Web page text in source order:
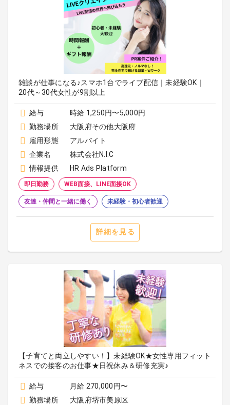
雑談が仕事になる♪スマホ1台でライブ配信｜未経験OK｜
20代～30代女性が9割以上
給与
時給 1,250円〜5,000円
勤務場所
大阪府その他大阪府
雇用形態
アルバイト
企業名
株式会社N.I.C
情報提供
HR Ads Platform
即日勤務 WEB面接、LINE面接OK
友達・仲間と一緒に働く 未経験・初心者歓迎
詳細を見る
【子育てと両立しやすい！】未経験OK★女性専用フィット
ネスでの接客のお仕事★日祝休み＆研修充実♪
給与
月給 270,000円〜
勤務場所
大阪府堺市美原区